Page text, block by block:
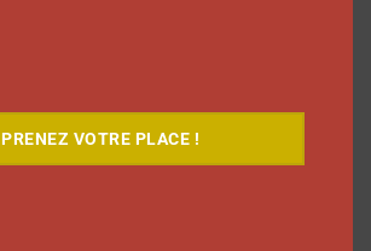
PRENEZ VOTRE PLACE !